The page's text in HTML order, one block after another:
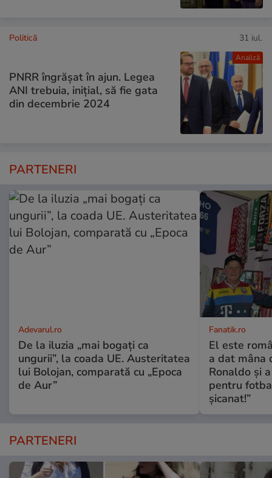
Analiză
Politică 31 iul.
PNRR îngrășat în ajun. Legea
ANI trebuia, inițial, să fie gata
din decembrie 2024
PARTENERI
Adevarul.ro
De la iluzia „mai bogați ca
ungurii”, la coada UE. Austeritatea
lui Bolojan, comparată cu „Epoca
de Aur”
Fanatik.ro
El este
a dat mâna
Ronaldo și
pentru
șicanat!”
PARTENERI